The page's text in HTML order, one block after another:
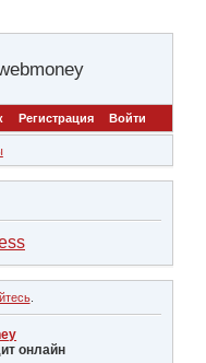
Регистрация Войти
.
онлайн